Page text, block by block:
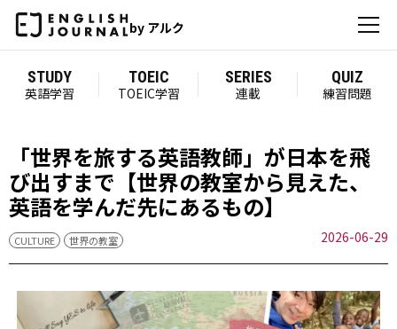
by アルク
STUDY
英語学習
TOEIC
TOEIC学習
SERIES
連載
QUIZ
練習問題
「世界を旅する英語教師」が日本を飛
び出すまで【世界の教室から見えた、
英語を学んだ先にあるもの】
CULTURE 世界の教室 2026-06-29